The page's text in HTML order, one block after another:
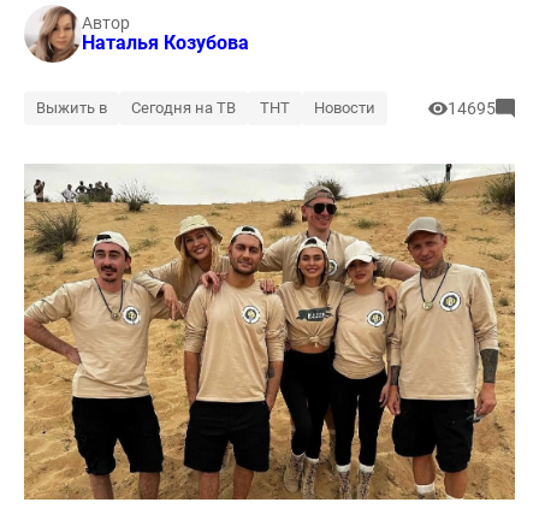
Автор
Наталья Козубова
Выжить в Сегодня на ТВ ТНТ Новости 14695